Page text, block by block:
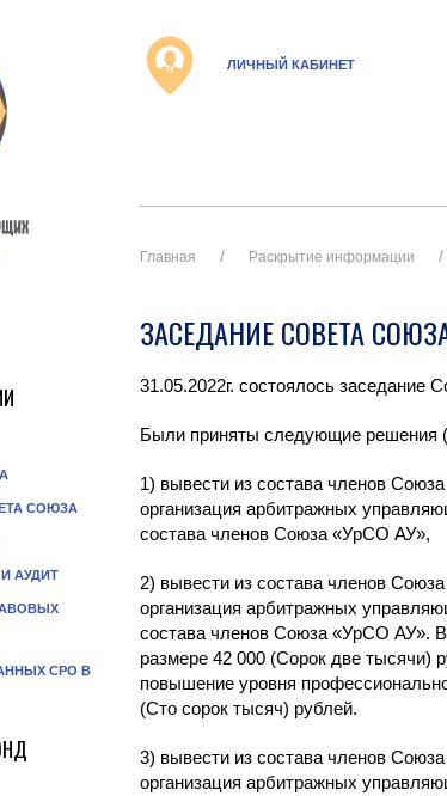
СОЮЗА
АУДИТ
СРО В
ЛИЧНЫЙ КАБИНЕТ
Главная Раскрытие информации
ЗАСЕДАНИЕ СОВЕТА
31.05.2022г. состоялось заседание
Были приняты следующие решения
1) вывести из состава членов
организация арбитражных
состава членов Союза «УрСО АУ»,
2) вывести из состава членов
организация арбитражных
состава членов Союза «УрСО АУ».
размере 42 000 (Сорок две тысячи)
повышение уровня
(Сто сорок тысяч) рублей.
3) вывести из состава членов
организация арбитражных